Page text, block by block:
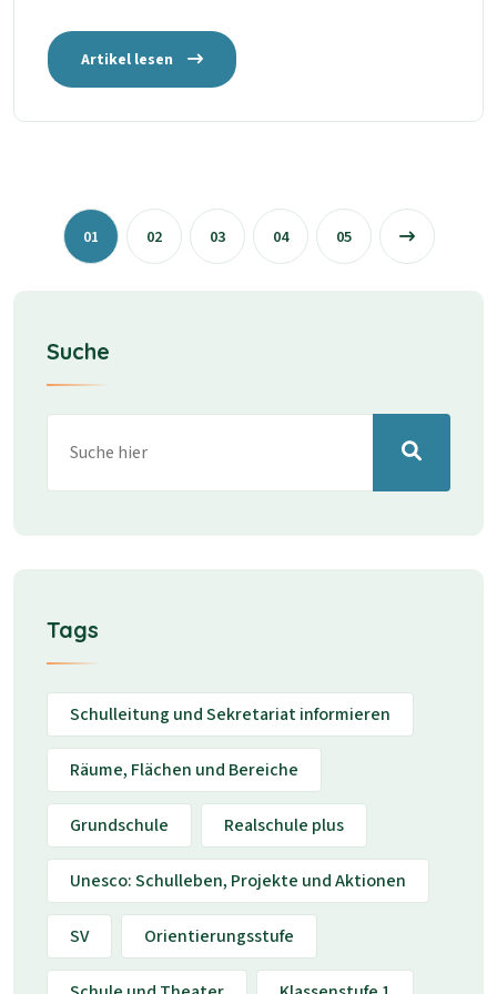
Artikel lesen
01 02 03 04 05
Suche
Tags
Schulleitung und Sekretariat informieren
Räume, Flächen und Bereiche
Grundschule Realschule plus
Unesco: Schulleben, Projekte und Aktionen
SV Orientierungsstufe